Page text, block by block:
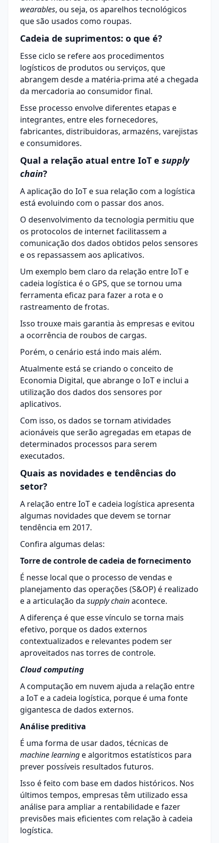
wearables, ou seja, os aparelhos tecnológicos
que são usados como roupas.
Cadeia de suprimentos: o que é?
Esse ciclo se refere aos procedimentos
logísticos de produtos ou serviços, que
abrangem desde a matéria-prima até a chegada
da mercadoria ao consumidor final.
Esse processo envolve diferentes etapas e
integrantes, entre eles fornecedores,
fabricantes, distribuidoras, armazéns, varejistas
e consumidores.
Qual a relação atual entre IoT e supply
chain?
A aplicação do IoT e sua relação com a logística
está evoluindo com o passar dos anos.
O desenvolvimento da tecnologia permitiu que
os protocolos de internet facilitassem a
comunicação dos dados obtidos pelos sensores
e os repassassem aos aplicativos.
Um exemplo bem claro da relação entre IoT e
cadeia logística é o GPS, que se tornou uma
ferramenta eficaz para fazer a rota e o
rastreamento de frotas.
Isso trouxe mais garantia às empresas e evitou
a ocorrência de roubos de cargas.
Porém, o cenário está indo mais além.
Atualmente está se criando o conceito de
Economia Digital, que abrange o IoT e inclui a
utilização dos dados dos sensores por
aplicativos.
Com isso, os dados se tornam atividades
acionáveis que serão agregadas em etapas de
determinados processos para serem
executados.
Quais as novidades e tendências do
setor?
A relação entre IoT e cadeia logística apresenta
algumas novidades que devem se tornar
tendência em 2017.
Confira algumas delas:
Torre de controle de cadeia de fornecimento
É nesse local que o processo de vendas e
planejamento das operações (S&OP) é realizado
e a articulação da supply chainacontece.
A diferença é que esse vínculo se torna mais
efetivo, porque os dados externos
contextualizados e relevantes podem ser
aproveitados nas torres de controle.
Cloud computing
A computação em nuvem ajuda a relação entre
a IoT e a cadeia logística, porque é uma fonte
gigantesca de dados externos.
Análise preditiva
É uma forma de usar dados, técnicas de
machine learninge algoritmos estatísticos para
prever possíveis resultados futuros.
Isso é feito com base em dados históricos. Nos
últimos tempos, empresas têm utilizado essa
análise para ampliar a rentabilidade e fazer
previsões mais eficientes com relação à cadeia
logística.